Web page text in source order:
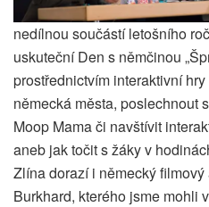
nedílnou součástí letošního
uskuteční Den s němčinou
prostřednictvím interaktivní
německá města, poslechnout
Moop Mama či navštívit
aneb jak točit s žáky v
Zlína dorazí i německý
Burkhard, kterého jsme mohli